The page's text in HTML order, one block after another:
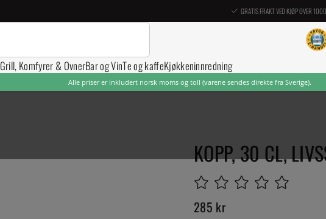
GRATIS FRAKT VED KJØP OVER
Grill, Komfyrer & OvnerBar og VinTe og kaffeKjøkkeninnredning
Alle priser er inkludert norsk moms og toll (varene sendes direkte fra Sverige).
KOPP, 30 CL,
285 kr